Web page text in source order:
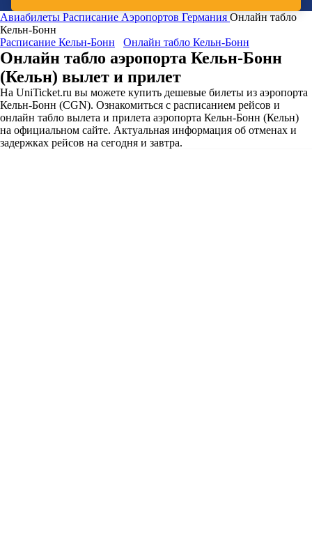
Авиабилеты Расписание Аэропортов Германия Онлайн табло
Кельн-Бонн
Расписание Кельн-Бонн
Онлайн табло Кельн-Бонн
Онлайн табло аэропорта Кельн-Бонн
(Кельн) вылет и прилет
На UniTicket.ru вы можете купить дешевые билеты из аэропорта
Кельн-Бонн (CGN). Ознакомиться с расписанием рейсов и
онлайн табло вылета и прилета аэропорта Кельн-Бонн (Кельн)
на официальном сайте. Актуальная информация об отменах и
задержках рейсов на сегодня и завтра.